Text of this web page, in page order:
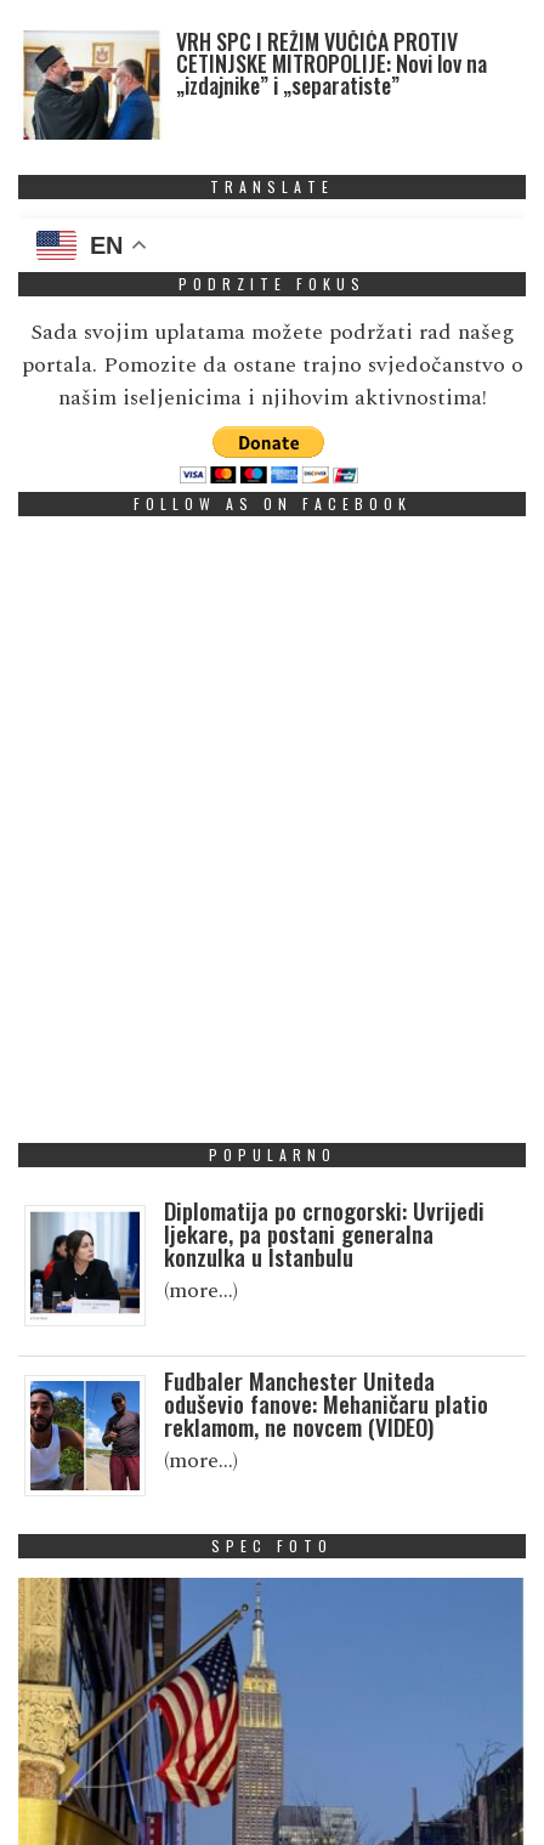
VRH SPC I REŽIM VUČIĆA PROTIV
CETINJSKE MITROPOLIJE: Novi lov na
„izdajnike” i „separatiste”
TRANSLATE
EN
PODRZITE FOKUS
Sada svojim uplatama možete podržati rad našeg
portala. Pomozite da ostane trajno svjedočanstvo o
našim iseljenicima i njihovim aktivnostima!
FOLLOW AS ON FACEBOOK
POPULARNO
Diplomatija po crnogorski: Uvrijedi
ljekare, pa postani generalna
konzulka u Istanbulu
(more…)
Fudbaler Manchester Uniteda
oduševio fanove: Mehaničaru platio
reklamom, ne novcem (VIDEO)
(more…)
SPEC FOTO